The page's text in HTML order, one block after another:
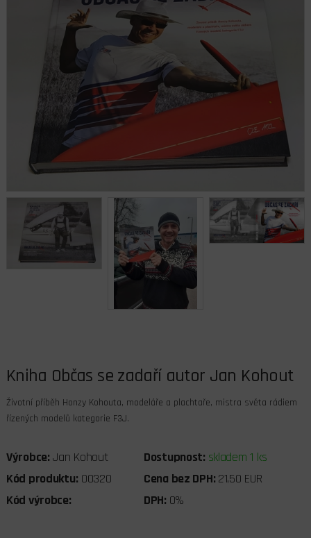
Kniha Občas se zadaří autor Jan Kohout
Životní příběh Honzy Kohouta, modeláře a plachtaře, mistra světa rádiem
řízených modelů kategorie F3J.
Výrobce: Jan Kohout Dostupnost: skladem 1 ks
Kód produktu: 00320 Cena bez DPH: 21,50 EUR
Kód výrobce:
DPH: 0%